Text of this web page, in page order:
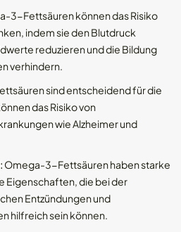
3-Fettsäuren können das Risiko
indem sie den Blutdruck
reduzieren und die Bildung
verhindern.
sind entscheidend für die
das Risiko von
wie Alzheimer und
Omega-3-Fettsäuren haben starke
Eigenschaften, die bei der
Entzündungen und
hilfreich sein können.